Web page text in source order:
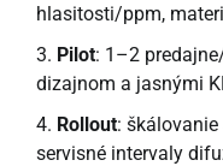
hlasitosti/ppm,
Pilot: 1–2
dizajnom a jasnými
Rollout: škálovanie
servisné intervaly